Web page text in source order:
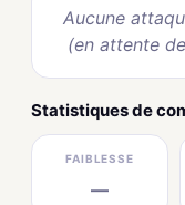
Aucune
(en attente
Statistiques de
FAIBLESSE
—